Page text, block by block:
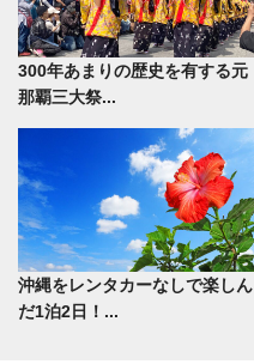
300年あまりの歴史を有する元
那覇三大祭...
沖縄をレンタカーなしで楽しん
だ1泊2日！...